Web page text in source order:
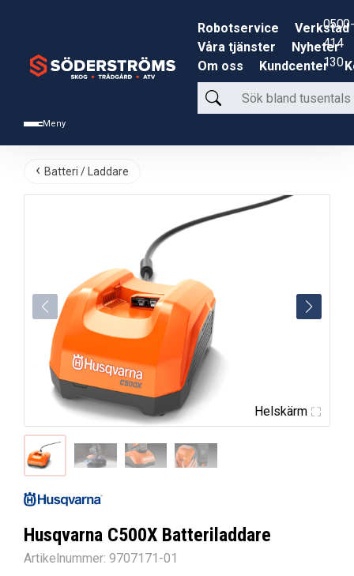
Meny
Robotservice
Verkstad
Våra tjänster
Nyheter
Om oss
Kundcenter
Sök
bland
produkter
0500-
414
130
Batteri / Laddare
Helskärm
Husqvarna C500X Batteriladdare
Artikelnummer: 9707171-01